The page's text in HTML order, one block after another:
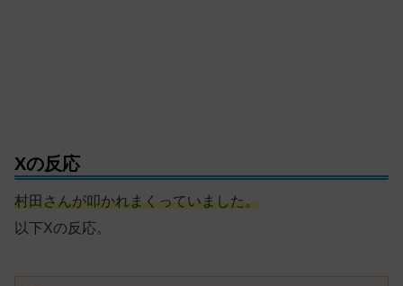
Xの反応
村田さんが叩かれまくっていました。
以下Xの反応。